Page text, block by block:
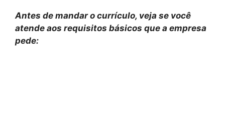
Antes de mandar o currículo, veja se você
atende aos requisitos básicos que a empresa
pede: